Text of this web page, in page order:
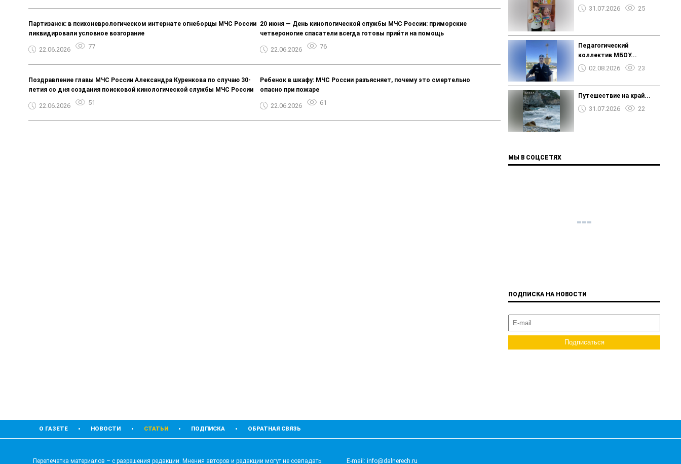
Партизанск: в психоневрологическом интернате огнеборцы МЧС России
ликвидировали условное возгорание
22.06.2026 77
20 июня — День кинологической службы МЧС России: приморские
четвероногие спасатели всегда готовы прийти на помощь
22.06.2026 76
Поздравление главы МЧС России Александра Куренкова по случаю 30-
летия со дня создания поисковой кинологической службы МЧС России
22.06.2026 51
Ребенок в шкафу: МЧС России разъясняет, почему это смертельно
опасно при пожаре
22.06.2026 61
31.07.2026 25
Педагогический
коллектив МБОУ...
02.08.2026 23
Путешествие на край...
31.07.2026 22
МЫ В СОЦСЕТЯХ
ПОДПИСКА НА НОВОСТИ
О ГАЗЕТЕ НОВОСТИ СТАТЬИ ПОДПИСКА ОБРАТНАЯ СВЯЗЬ
Перепечатка материалов – с разрешения редакции. Мнения авторов и редакции могут не совпадать.
E-mail: info@dalnerech.ru